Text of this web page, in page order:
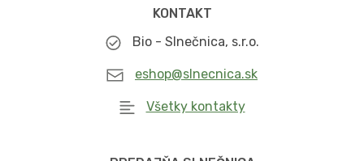
KONTAKT
Bio - Slnečnica, s.r.o.
eshop@slnecnica.sk
Všetky kontakty